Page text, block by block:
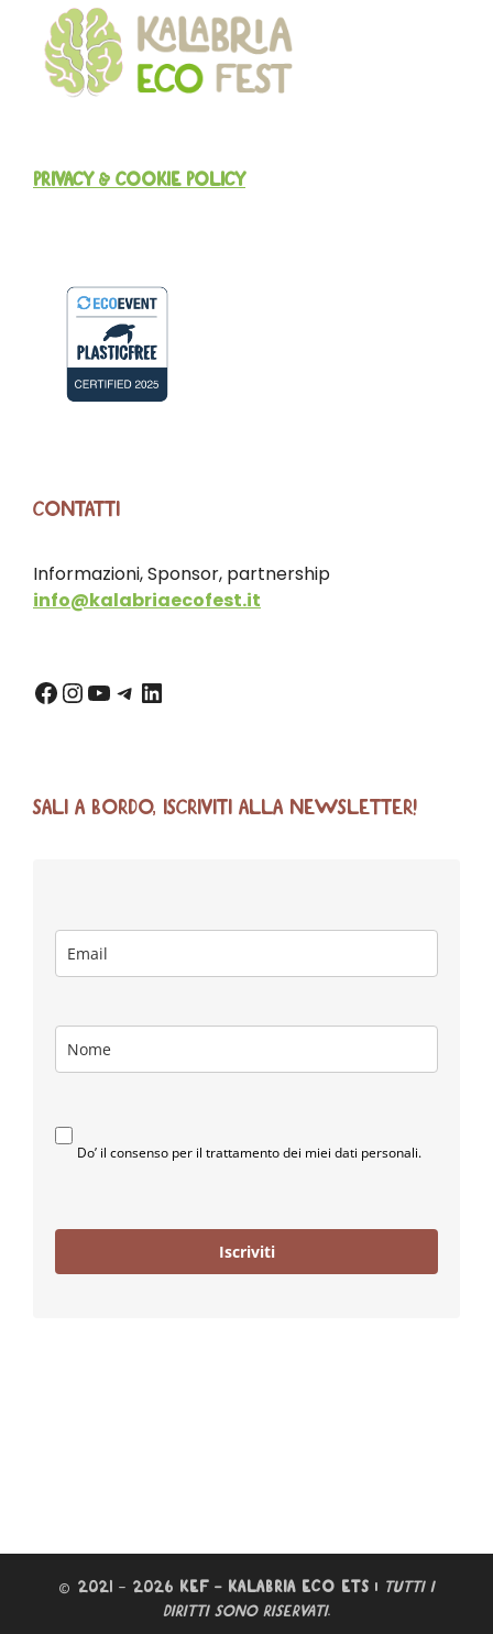
PRIVACY & COOKIE POLICY
CONTATTI
Informazioni, Sponsor, partnership
info@kalabriaecofest.it
SALI A BORDO, ISCRIVITI ALLA NEWSLETTER!
Do’ il consenso per il trattamento dei miei dati personali.
Iscriviti
© 2021 – 2026 KEF – KALABRIA ECO ETS | TUTTI I
DIRITTI SONO RISERVATI.